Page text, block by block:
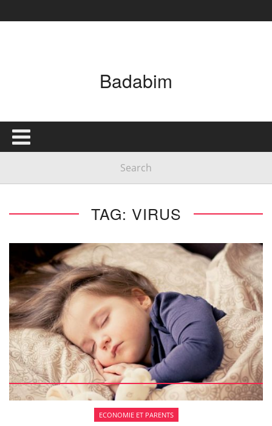
Badabim
TAG: VIRUS
ECONOMIE ET PARENTS